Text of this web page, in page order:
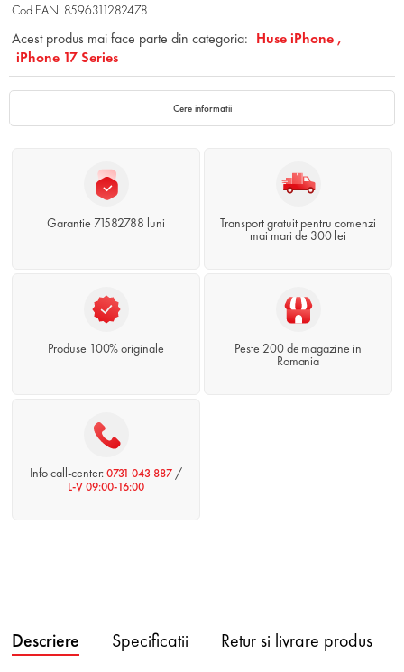
Cod EAN: 8596311282478
Acest produs mai face parte din categoria: Huse iPhone ,
iPhone 17 Series
Cere informatii
Garantie 71582788 luni
Transport gratuit pentru comenzi
mai mari de 300 lei
Produse 100% originale
Peste 200 de magazine in
Romania
Info call-center:0731 043 887 /
L-V 09:00-16:00
Descriere Specificatii Retur si livrare produs